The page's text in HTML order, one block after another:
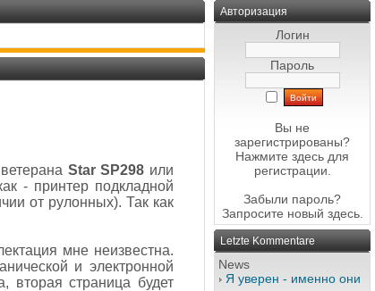
Star SP298 или
- принтер подкладной
от рулонных). Так как
мне неизвестна.
и электронной
вторая страница будет
Авторизация
Логин
Пароль
Вы не
зарегистрированы?
Нажмите здесь для
регистрации.
Забыли пароль?
Запросите новый здесь.
Letzte Kommentare
News
Я уверен - именно они